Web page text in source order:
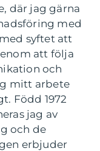
där jag gärna
med
syftet att
att följa
och
mitt arbete
Född 1972
jag av
och de
erbjuder